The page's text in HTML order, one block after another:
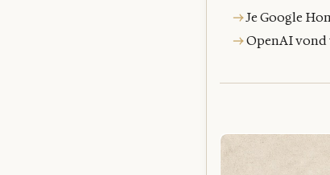
→Je Google
→OpenAI vond